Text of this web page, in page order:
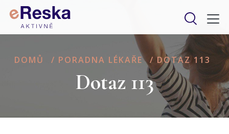
DOMŮ / PORADNA LÉKAŘE / DOTAZ 113
Dotaz 113